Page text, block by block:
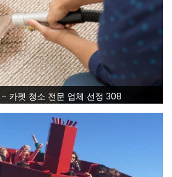
카펫 청소 전문 업체 선정 308